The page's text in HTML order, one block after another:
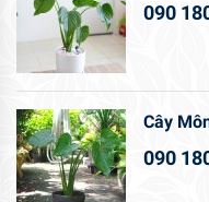
090
Cây
090